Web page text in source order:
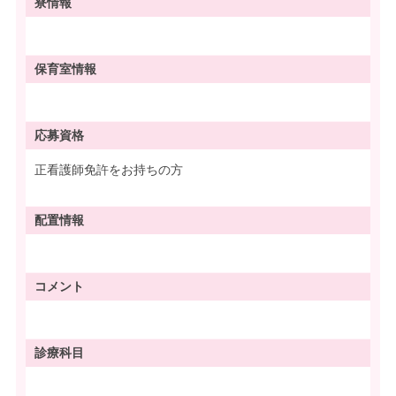
寮情報
保育室情報
応募資格
正看護師免許をお持ちの方
配置情報
コメント
診療科目